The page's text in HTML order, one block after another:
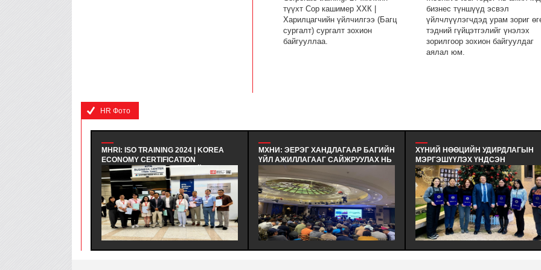
түүхт Сор кашимер ХХК |
Харилцагчийн үйлчилгээ (Багц
сургалт) сургалт зохион
байгууллаа.
бизнес түншүүд эсвэл
үйлчлүүлэгчдэд урам зориг
тэдний гүйцэтгэлийг үнэлэх
зорилгоор зохион байгуулдаг
аялал юм.
HR Фото
MHRI: ISO TRAINING 2024 | KOREA
ECONOMY CERTIFICATION
REGISTRAR - БНСУ-Н ЭДИЙН
ЗАСГИЙН ГЭРЧИЛГЭЭЖҮҮЛЭХ
ЗӨВЛӨЛИЙН МЭРГЭШҮҮЛЭХ ТУСГАЙ
ХӨТӨЛБӨРТ ЗОЧИН ТӨЛӨӨЛӨГЧӨӨР
ОРОЛЦОЖ, БНСУ-Н ААН БОЛОН ТӨР
ЗАХИРГААНЫ БАЙГУУЛЛАГЫН ҮЙЛ
АЖИЛЛАГААТАЙ ТАНИЛЦАЖ
ТУРШЛАГА СУДЛАХ АЛБАН
МХНИ: ЭЕРЭГ ХАНДЛАГААР БАГИЙН
ҮЙЛ АЖИЛЛАГААГ САЙЖРУУЛАХ НЬ
СУРГАЛТ - ЭЕРЭГ ХАНДЛАГААР
БАГИЙН ҮЙЛ АЖИЛЛАГААГ
САЙЖРУУЛАХ НЬ | ХАРИЛЦАА
ХАНДЛАГЫН БАГЦ СУРГАЛТ
ЗОХИОН БАЙГУУЛАГДЛАА.
ХҮНИЙ НӨӨЦИЙН УДИРДЛАГЫН
МЭРГЭШҮҮЛЭХ ҮНДСЭН
СУРГАЛТЫН СУРАЛЦАГЧИД
ХӨТӨЛБӨРИЙН ТӨГСӨЛТ
ХҮНИЙ НӨӨЦИЙН УДИРДЛАГЫН
МЭРГЭШҮҮЛЭХ (MHRI/LEVEL-B)
ТҮВШНИЙ ҮНДСЭН СУРГАЛТЫН
СУРАЛЦАГЧИД ХӨТӨЛБӨРӨӨ
ДҮҮРГЭЖ СЕРТИФИКАТАА
АВЛАА.